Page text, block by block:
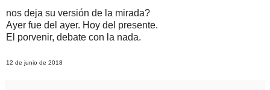
nos deja su versión de la mirada?
Ayer fue del ayer. Hoy del presente.
El porvenir, debate con la nada.
12 de junio de 2018